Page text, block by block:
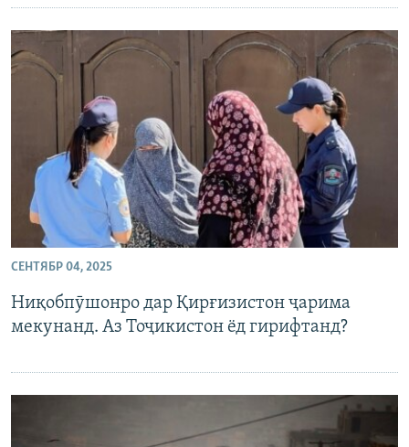
СЕНТЯБР 04, 2025
Ниқобпӯшонро дар Қирғизистон ҷарима
мекунанд. Аз Тоҷикистон ёд гирифтанд?